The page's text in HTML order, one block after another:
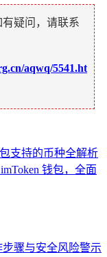
有疑问，请联系
aqwq/5541.ht
支持的币种全解析
钱包，全面
骤与安全风险警示